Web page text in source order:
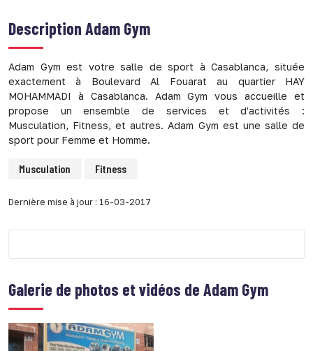
Description Adam Gym
Adam Gym est votre salle de sport à Casablanca, située
exactement à Boulevard Al Fouarat au quartier HAY
MOHAMMADI à Casablanca. Adam Gym vous accueille et
propose un ensemble de services et d'activités :
Musculation, Fitness, et autres. Adam Gym est une salle de
sport pour Femme et Homme.
Musculation Fitness
Dernière mise à jour : 16-03-2017
Galerie de photos et vidéos de Adam Gym